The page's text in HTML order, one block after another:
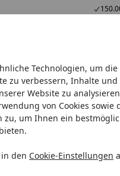
Technologien, um die
zu verbessern, Inhalte und
Website zu
von Cookies sowie
um Ihnen ein
den Cookie-Einstellungen
& Tricks
Elektrogrill Pelletgrill
inkl. gratis
im Sorglos-Paket: